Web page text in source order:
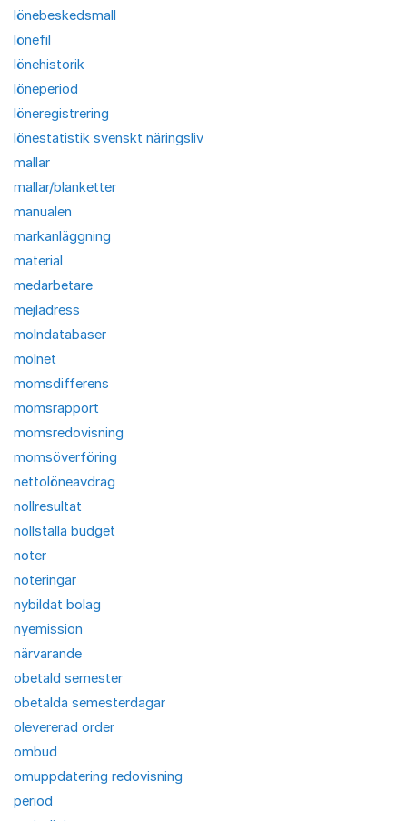
lönebeskedsmall
lönefil
lönehistorik
löneperiod
löneregistrering
lönestatistik svenskt näringsliv
mallar
mallar/blanketter
manualen
markanläggning
material
medarbetare
mejladress
molndatabaser
molnet
momsdifferens
momsrapport
momsredovisning
momsöverföring
nettolöneavdrag
nollresultat
nollställa budget
noter
noteringar
nybildat bolag
nyemission
närvarande
obetald semester
obetalda semesterdagar
olevererad order
ombud
omuppdatering redovisning
period